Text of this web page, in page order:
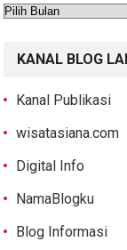
Arsip
KANAL BLOG
Kanal Publikasi
wisatasiana.com
Digital Info
NamaBlogku
Blog Informasi